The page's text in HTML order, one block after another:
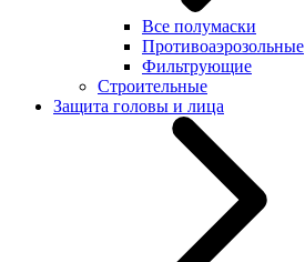
Все полумаски
Противоаэрозольные
Фильтрующие
Строительные
Защита головы и лица